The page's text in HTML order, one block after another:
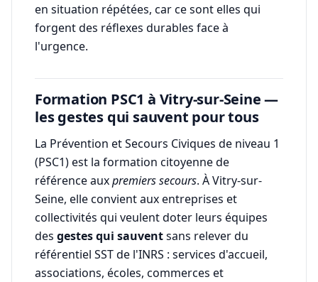
en situation répétées, car ce sont elles qui
forgent des réflexes durables face à
l'urgence.
Formation PSC1 à Vitry-sur-Seine —
les gestes qui sauvent pour tous
La Prévention et Secours Civiques de niveau 1
(PSC1) est la formation citoyenne de
référence auxpremiers secours. À Vitry-sur-
Seine, elle convient aux entreprises et
collectivités qui veulent doter leurs équipes
des gestes qui sauventsans relever du
référentiel SST de l'INRS : services d'accueil,
associations, écoles, commerces et